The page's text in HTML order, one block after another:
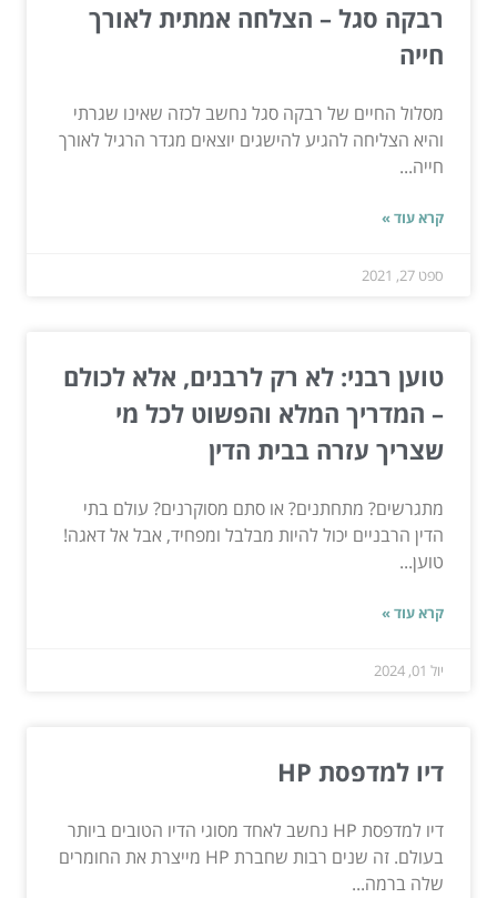
רבקה סגל – הצלחה אמתית לאורך
חייה
מסלול החיים של רבקה סגל נחשב לכזה שאינו שגרתי
והיא הצליחה להגיע להישגים יוצאים מגדר הרגיל לאורך
חייה...
קרא עוד »
ספט 27, 2021
טוען רבני: לא רק לרבנים, אלא לכולם
– המדריך המלא והפשוט לכל מי
שצריך עזרה בבית הדין
מתגרשים? מתחתנים? או סתם מסוקרנים? עולם בתי
הדין הרבניים יכול להיות מבלבל ומפחיד, אבל אל דאגה!
טוען...
קרא עוד »
יול 01, 2024
דיו למדפסת HP
דיו למדפסת HP נחשב לאחד מסוגי הדיו הטובים ביותר
בעולם. זה שנים רבות שחברת HP מייצרת את החומרים
שלה ברמה...